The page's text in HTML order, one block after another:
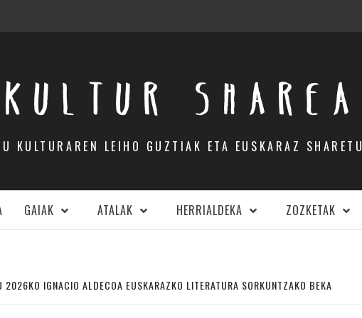
KULTUR SHAREA
KULTURAREN LEIHO GUZTIAK ETA EUSKARAZ SHARETU
GAIAK ATALAK HERRIALDEKA ZOZKETAK
IGNACIO ALDECOA EUSKARAZKO LITERATURA SORKUNTZAKO BEKA